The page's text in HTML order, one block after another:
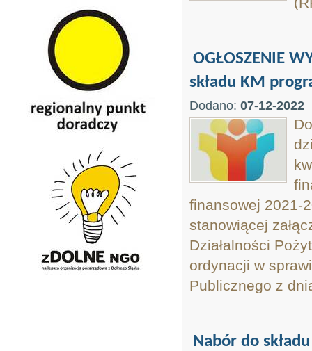
OGŁOSZENIE
składu KM
Dodano: 07-12-2022
finansowej 2021-
stanowiącej
Działalności
ordynacji w
Publicznego z
Nabór do